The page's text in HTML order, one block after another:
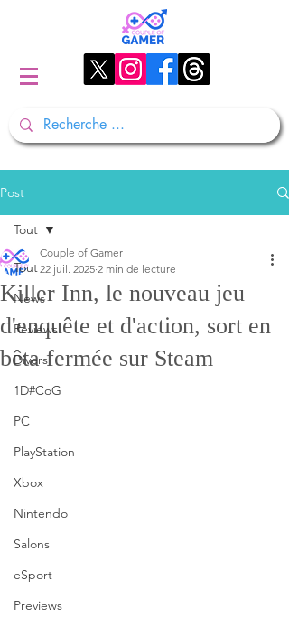
Post
Tout
News
Reviews
Divers
1D#CoG
PC
PlayStation
Xbox
Nintendo
Salons
eSport
Previews
Tout
Killer Inn, le nouveau jeu
d'enquête et d'action, sort en
bêta fermée sur Steam
Couple of Gamer
22 juil. 2025 2 min de lecture